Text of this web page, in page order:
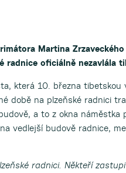
Martina
radnice oficiálně nezavlála
která 10. března tibetskou
době na plzeňské radnici
a to z okna
vedlejší budově radnice,
radnici. Někteří